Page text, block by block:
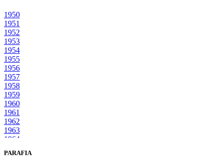
1950
1951
1952
1953
1954
1955
1956
1957
1958
1959
1960
1961
1962
1963
1964
1966
PARAFIA